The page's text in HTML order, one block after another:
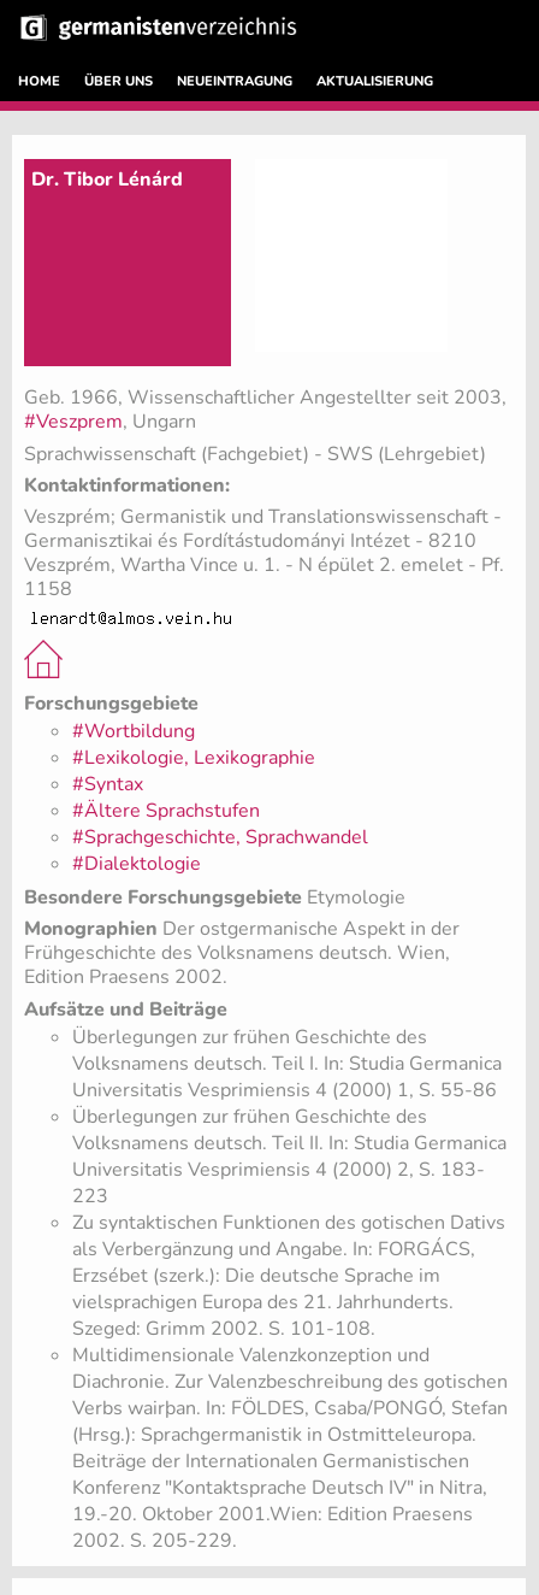
HOME ÜBER UNS NEUEINTRAGUNG AKTUALISIERUNG
Dr. Tibor Lénárd
Geb. 1966, Wissenschaftlicher Angestellter seit 2003,
#Veszprem, Ungarn
Sprachwissenschaft (Fachgebiet) - SWS (Lehrgebiet)
Kontaktinformationen:
Veszprém; Germanistik und Translationswissenschaft -
Germanisztikai és Fordítástudományi Intézet - 8210
Veszprém, Wartha Vince u. 1. - N épület 2. emelet - Pf.
1158
Forschungsgebiete
#Wortbildung
#Lexikologie, Lexikographie
#Syntax
#Ältere Sprachstufen
#Sprachgeschichte, Sprachwandel
#Dialektologie
Besondere Forschungsgebiete Etymologie
Monographien Der ostgermanische Aspekt in der
Frühgeschichte des Volksnamens deutsch. Wien,
Edition Praesens 2002.
Aufsätze und Beiträge
Überlegungen zur frühen Geschichte des
Volksnamens deutsch. Teil I. In: Studia Germanica
Universitatis Vesprimiensis 4 (2000) 1, S. 55-86
Überlegungen zur frühen Geschichte des
Volksnamens deutsch. Teil II. In: Studia Germanica
Universitatis Vesprimiensis 4 (2000) 2, S. 183-
223
Zu syntaktischen Funktionen des gotischen Dativs
als Verbergänzung und Angabe. In: FORGÁCS,
Erzsébet (szerk.): Die deutsche Sprache im
vielsprachigen Europa des 21. Jahrhunderts.
Szeged: Grimm 2002. S. 101-108.
Multidimensionale Valenzkonzeption und
Diachronie. Zur Valenzbeschreibung des gotischen
Verbs wairþan. In: FÖLDES, Csaba/PONGÓ, Stefan
(Hrsg.): Sprachgermanistik in Ostmitteleuropa.
Beiträge der Internationalen Germanistischen
Konferenz "Kontaktsprache Deutsch IV" in Nitra,
19.-20. Oktober 2001.Wien: Edition Praesens
2002. S. 205-229.